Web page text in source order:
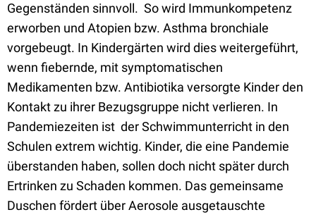
Gegenständen sinnvoll. So wird Immunkompetenz
erworben und Atopien bzw. Asthma bronchiale
vorgebeugt. In Kindergärten wird dies weitergeführt,
wenn fiebernde, mit symptomatischen
Medikamenten bzw. Antibiotika versorgte Kinder den
Kontakt zu ihrer Bezugsgruppe nicht verlieren. In
Pandemiezeiten ist der Schwimmunterricht in den
Schulen extrem wichtig. Kinder, die eine Pandemie
überstanden haben, sollen doch nicht später durch
Ertrinken zu Schaden kommen. Das gemeinsame
Duschen fördert über Aerosole ausgetauschte